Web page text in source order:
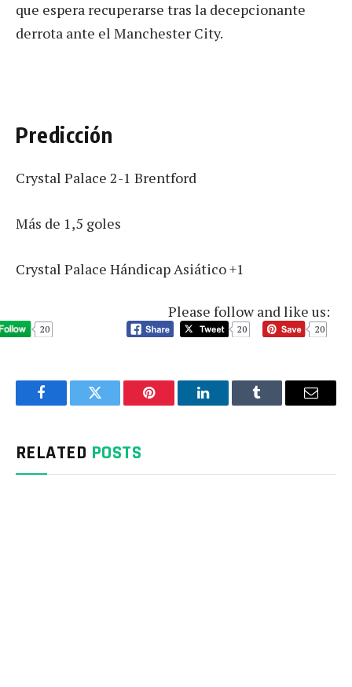
que espera recuperarse tras la decepcionante
derrota ante el Manchester City.
Predicción
Crystal Palace 2-1 Brentford
Más de 1,5 goles
Crystal Palace Hándicap Asiático +1
Please follow and like us:
20 20 20
FacebookTwitter Pinterest LinkedInTumblr Email
RELATED POSTS